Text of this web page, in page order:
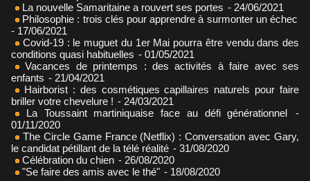
La nouvelle Samaritaine a rouvert ses portes - 24/06/2021
Philosophie : trois clés pour apprendre à surmonter un échec
- 17/06/2021
Covid-19 : le muguet du 1er Mai pourra être vendu dans des
conditions quasi habituelles - 01/05/2021
Vacances de printemps : des activités à faire avec ses
enfants - 21/04/2021
Hairborist : des cosmétiques capillaires naturels pour faire
briller votre chevelure ! - 24/03/2021
La Toussaint martiniquaise face au défi générationnel
-
01/11/2020
The Circle Game France (Netflix) : Conversation avec Gary,
le candidat pétillant de la télé réalité - 31/08/2020
Célébration du chien - 26/08/2020
"Se faire des amis avec le thé" - 18/08/2020